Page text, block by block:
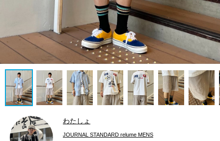
わたしょ
JOURNAL STANDARD relume MENS